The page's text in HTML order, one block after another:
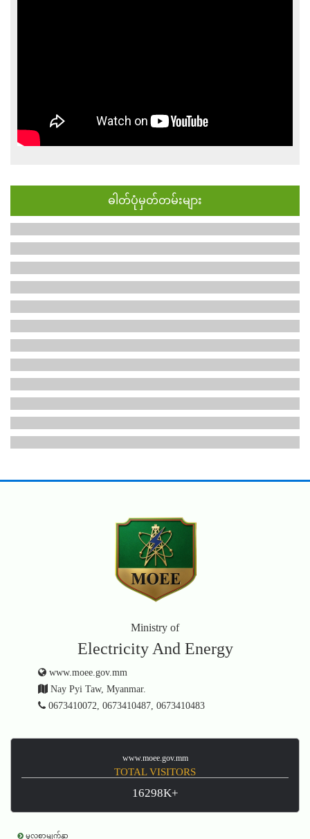
ဓါတ်ပုံမှတ်တမ်းများ
Ministry of
Electricity And Energy
www.moee.gov.mm
Nay Pyi Taw, Myanmar.
0673410072, 0673410487, 0673410483
www.moee.gov.mm
TOTAL VISITORS
16298K+
မူလစာမျက်နှာ